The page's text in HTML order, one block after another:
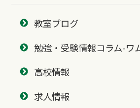
教室ブログ
勉強・受験情報コラム-ワ
高校情報
求人情報